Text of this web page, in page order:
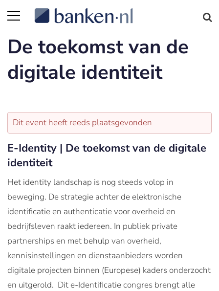
De toekomst van de
digitale identiteit
Dit event heeft reeds plaatsgevonden
E-Identity | De toekomst van de digitale
identiteit
Het identity landschap is nog steeds volop in
beweging. De strategie achter de elektronische
identificatie en authenticatie voor overheid en
bedrijfsleven raakt iedereen. In publiek private
partnerships en met behulp van overheid,
kennisinstellingen en dienstaanbieders worden
digitale projecten binnen (Europese) kaders onderzocht
en uitgerold. Dit e-Identificatie congres brengt alle